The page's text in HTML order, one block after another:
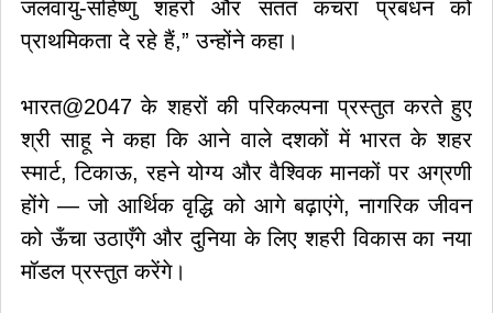
जलवायु-सहिष्णु शहरों और सतत कचरा प्रबंधन को
प्राथमिकता दे रहे हैं,” उन्होंने कहा।
भारत@2047 के शहरों की परिकल्पना प्रस्तुत करते हुए
श्री साहू ने कहा कि आने वाले दशकों में भारत के शहर
स्मार्ट, टिकाऊ, रहने योग्य और वैश्विक मानकों पर अग्रणी
होंगे — जो आर्थिक वृद्धि को आगे बढ़ाएंगे, नागरिक जीवन
को ऊँचा उठाएँगे और दुनिया के लिए शहरी विकास का नया
मॉडल प्रस्तुत करेंगे।